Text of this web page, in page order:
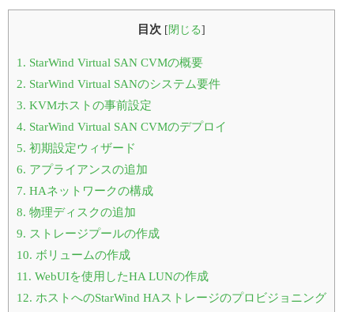
目次 [ 閉じる]
1. StarWind Virtual SAN CVMの概要
2. StarWind Virtual SANのシステム要件
3. KVMホストの事前設定
4. StarWind Virtual SAN CVMのデプロイ
5. 初期設定ウィザード
6. アプライアンスの追加
7. HAネットワークの構成
8. 物理ディスクの追加
9. ストレージプールの作成
10. ボリュームの作成
11. WebUIを使用したHA LUNの作成
12. ホストへのStarWind HAストレージのプロビジョニング